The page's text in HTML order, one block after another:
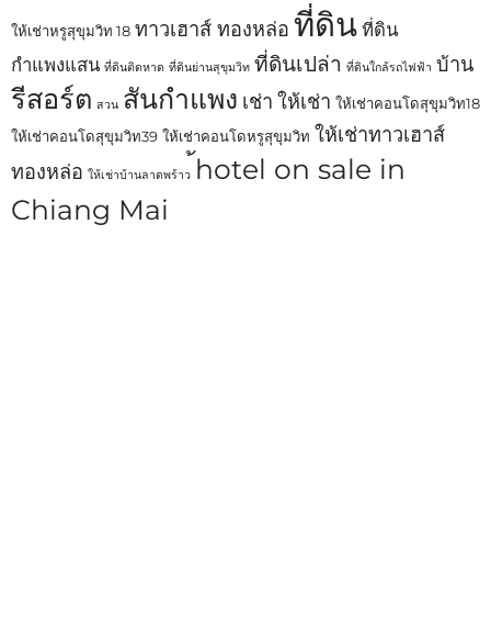
ให้เช่าหรูสุขุมวิท 18 ทาวเฮาส์ ทองหล่อ ที่ดิน ที่ดิน
กำแพงแสน ที่ดินติดหาด ที่ดินย่านสุขุมวิท ที่ดินเปล่า ที่ดินใกล้รถไฟฟ้า บ้าน
รีสอร์ต สวน สันกำแพง เช่า ให้เช่า ให้เช่าคอนโดสุขุมวิท18
ให้เช่าคอนโดสุขุมวิท39 ให้เช่าคอนโดหรูสุขุมวิท ให้เช่าทาวเฮาส์
ทองหล่อ ให้เช่าบ้านลาดพร้าว ้hotel on sale in
Chiang Mai